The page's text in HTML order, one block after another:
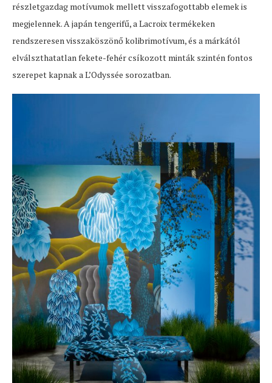
részletgazdag motívumok mellett visszafogottabb elemek is
megjelennek. A japán tengerifű, a Lacroix termékeken
rendszeresen visszaköszönő kolibrimotívum, és a márkától
elválszthatatlan fekete-fehér csíkozott minták szintén fontos
szerepet kapnak a L’Odyssée sorozatban.